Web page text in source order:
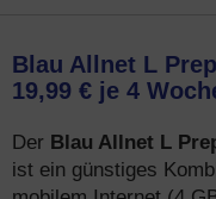
Blau Allnet L
19,99 € je 4
Der Blau Allnet L
ist ein günstiges